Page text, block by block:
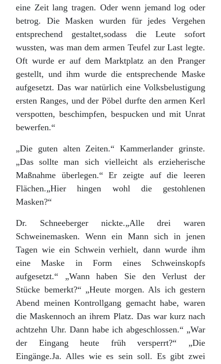
eine Zeit lang tragen. Oder wenn jemand log oder
betrog. Die Masken wurden für jedes Vergehen
entsprechend gestaltet,sodass die Leute sofort
wussten, was man dem armen Teufel zur Last legte.
Oft wurde er auf dem Marktplatz an den Pranger
gestellt, und ihm wurde die entsprechende Maske
aufgesetzt. Das war natürlich eine Volksbelustigung
ersten Ranges, und der Pöbel durfte den armen Kerl
verspotten, beschimpfen, bespucken und mit Unrat
bewerfen.“
„Die guten alten Zeiten.“ Kammerlander grinste.
„Das sollte man sich vielleicht als erzieherische
Maßnahme überlegen.“ Er zeigte auf die leeren
Flächen.„Hier hingen wohl die gestohlenen
Masken?“
Dr. Schneeberger nickte.„Alle drei waren
Schweinemasken. Wenn ein Mann sich in jenen
Tagen wie ein Schwein verhielt, dann wurde ihm
eine Maske in Form eines Schweinskopfs
aufgesetzt.“ „Wann haben Sie den Verlust der
Stücke bemerkt?“ „Heute morgen. Als ich gestern
Abend meinen Kontrollgang gemacht habe, waren
die Maskennoch an ihrem Platz. Das war kurz nach
achtzehn Uhr. Dann habe ich abgeschlossen.“ „War
der Eingang heute früh versperrt?“ „Die
Eingänge.Ja. Alles wie es sein soll. Es gibt zwei